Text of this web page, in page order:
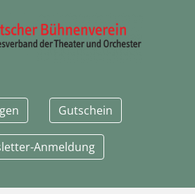
Gutschein
Anmeldung